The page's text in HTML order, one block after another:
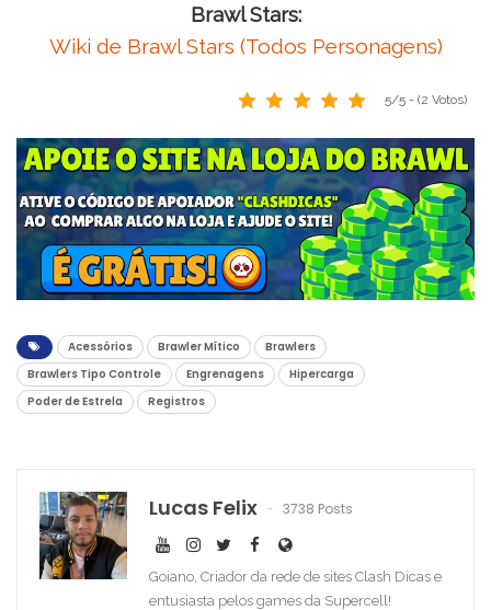
Brawl Stars:
Wiki de Brawl Stars (Todos Personagens)
5/5 - (2 Votos)
Acessórios Brawler Mítico
Brawlers
Brawlers Tipo Controle
Engrenagens
Hipercarga
Poder de Estrela
Registros
Lucas Felix 3738 Posts
Goiano, Criador da rede de sites Clash Dicas e
entusiasta pelos games da Supercell!